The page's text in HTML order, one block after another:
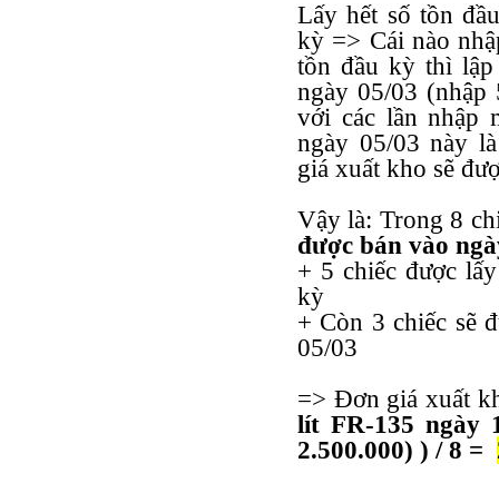
Lấy hết số tồn
kỳ => Cái nào
tồn đầu kỳ thì lập
ngày 05/03
với các lần nhập
ngày 05/03 này
giá xuất kho sẽ
Vậy là: Trong 8
được bán vào
+ 5 chiếc được
kỳ
+ Còn 3 chiếc sẽ
05/03
=> Đơn giá xuất
lít FR-135 ngày
2.500.000) ) / 8 =